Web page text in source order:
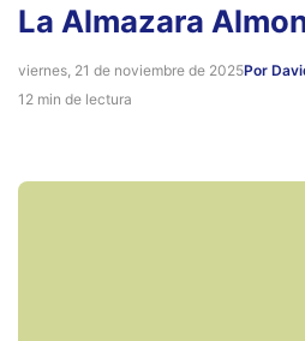
La Almazara
viernes, 21 de noviembre de 2025Por
12 min de lectura